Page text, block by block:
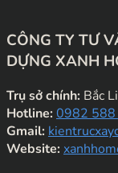
CÔNG TY TƯ
DỰNG XANH
Trụ sở chính: Bắc
Hotline:0982
Gmail:
Website: